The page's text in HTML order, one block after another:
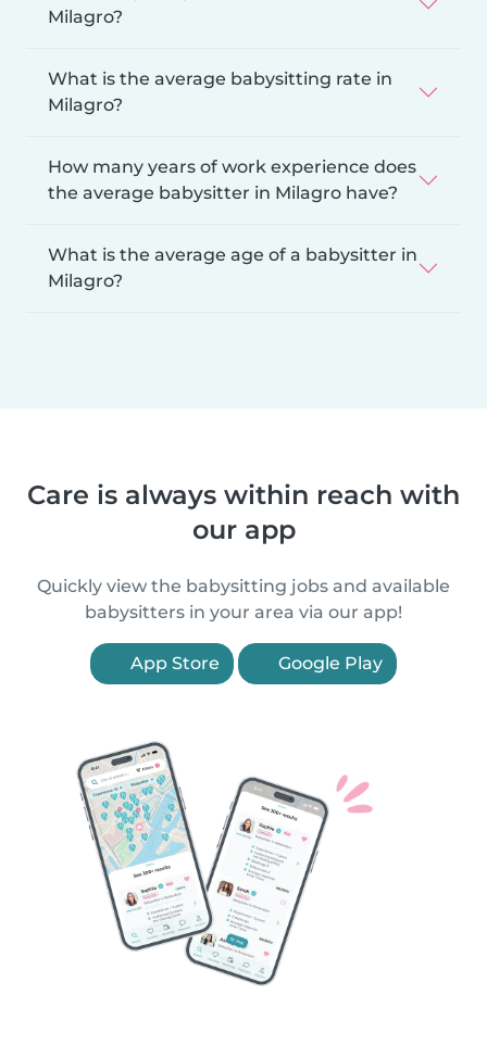
Milagro?
What is the average babysitting rate in
Milagro?
How many years of work experience does
the average babysitter in Milagro have?
What is the average age of a babysitter in
Milagro?
Care is always within reach with
our app
Quickly view the babysitting jobs and available
babysitters in your area via our app!
App Store Google Play